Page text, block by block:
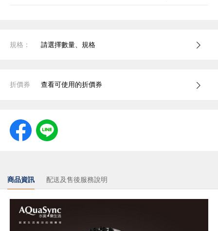
規格： 請選擇數量、規格
折價券 查看可使用的折價券
商品資訊 配送及售後服務說明